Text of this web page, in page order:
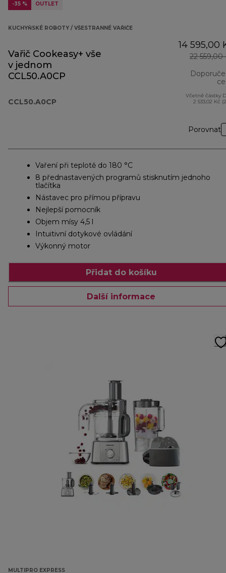
-35 % OUTLET
KUCHYŇSKÉ ROBOTY / VŠESTRANNÉ VAŘIČE
Vařič Cookeasy+ vše
v jednom
CCL50.A0CP
CCL50.A0CP
14 595,00
22 559,00
Včetně částky
2 533,02 Kč
Porovnat
Vaření při teplotě do 180 °C
8 přednastavených programů stisknutím jednoho
tlačítka
Nástavec pro přímou přípravu
Nejlepší pomocník
Objem mísy 4,5 l
Intuitivní dotykové ovládání
Výkonný motor
Přidat do košíku
Další informace
MULTIPRO EXPRESS